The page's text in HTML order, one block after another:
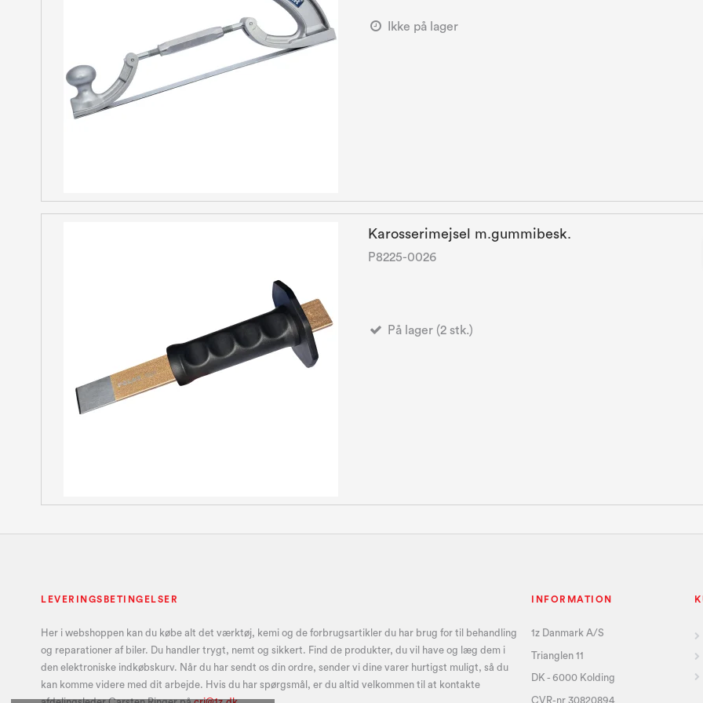
Ikke på lager
Karosserimejsel m.gummibesk.
P8225-0026
På lager (2 stk.)
LEVERINGSBETINGELSER
Her i webshoppen kan du købe alt det værktøj, kemi og de forbrugsartikler du har brug for til behandling
og reparationer af biler. Du handler trygt, nemt og sikkert. Find de produkter, du vil have og læg dem i
den elektroniske indkøbskurv. Når du har sendt os din ordre, sender vi dine varer hurtigst muligt, så du
kan komme videre med dit arbejde. Hvis du har spørgsmål, er du altid velkommen til at kontakte
INFORMATION
1z Danmark A/S
Trianglen 11
DK - 6000 Kolding
CVR-nr 30820894